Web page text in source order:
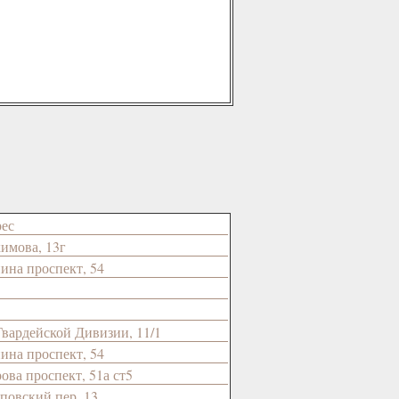
13г
проспект, 54
Дивизии, 11/1
проспект, 54
проспект, 51а ст5